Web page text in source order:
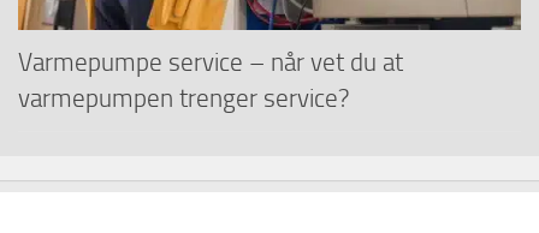
Varmepumpe service – når vet du at
varmepumpen trenger service?